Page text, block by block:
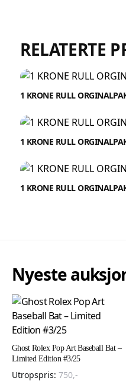
RELATERTE
1 KRONE RULL
1 KRONE RULL
1 KRONE RULL
Nyeste
Ghost Rolex Pop Art Baseball Bat –
Limited Edition #3/25
Utropspris: 750,-